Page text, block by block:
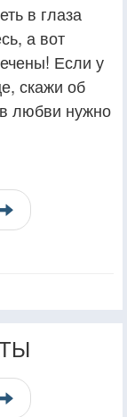
в глаза
а вот
Если у
скажи об
любви нужно